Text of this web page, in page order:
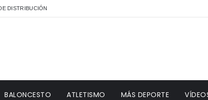
DISTRIBUCIÓN
BALONCESTO ATLETISMO MÁS DEPORTE